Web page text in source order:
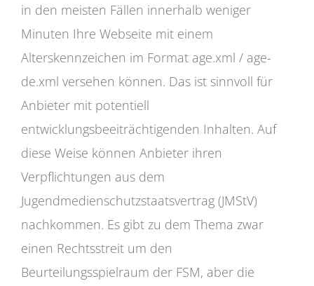
in den meisten Fällen innerhalb weniger
Minuten Ihre Webseite mit einem
Alterskennzeichen im Format age.xml / age-
de.xml versehen können. Das ist sinnvoll für
Anbieter mit potentiell
entwicklungsbeeiträchtigenden Inhalten. Auf
diese Weise können Anbieter ihren
Verpflichtungen aus dem
Jugendmedienschutzstaatsvertrag (JMStV)
nachkommen. Es gibt zu dem Thema zwar
einen Rechtsstreit um den
Beurteilungsspielraum der FSM, aber die